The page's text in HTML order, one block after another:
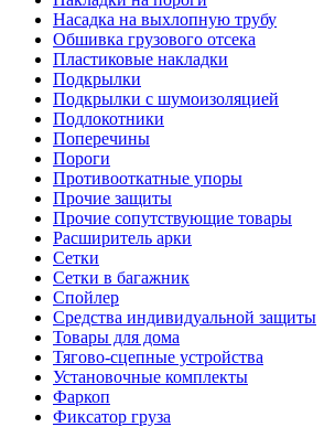
Насадка на выхлопную трубу
Обшивка грузового отсека
Пластиковые накладки
Подкрылки
Подкрылки с шумоизоляцией
Подлокотники
Поперечины
Пороги
Противооткатные упоры
Прочие защиты
Прочие сопутствующие товары
Расширитель арки
Сетки
Сетки в багажник
Спойлер
Средства индивидуальной защиты
Товары для дома
Тягово-сцепные устройства
Установочные комплекты
Фаркоп
Фиксатор груза